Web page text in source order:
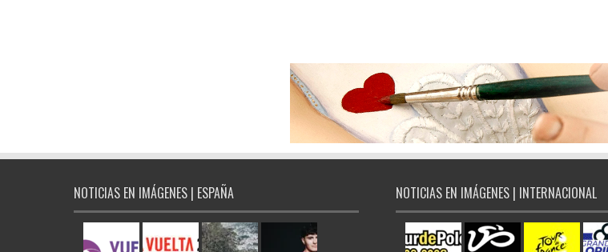
NOTICIAS EN IMÁGENES | ESPAÑA NOTICIAS EN IMÁGENES | INTERNACIONAL